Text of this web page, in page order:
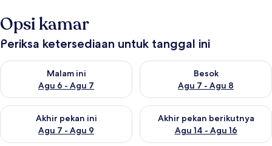
Opsi kamar
Periksa ketersediaan untuk tanggal ini
Malam ini
Agu 6 - Agu 7
Periksa ketersediaan untuk malam ini Agu 6 - Agu 7
Besok
Agu 7 - Agu 8
Periksa ketersediaan untuk
Akhir pekan ini
Agu 7 - Agu 9
Periksa ketersediaan untuk akhir pekan ini Agu 7 - Agu 9
Akhir pekan berikutnya
Agu 14 - Agu 16
Periksa ketersediaan untuk